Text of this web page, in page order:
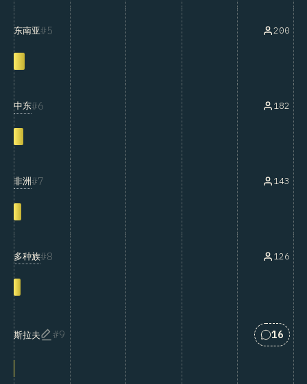
5
东南亚 200
6
中东 182
7
非洲 143
8
多种族 126
9
斯拉夫 匹配
16